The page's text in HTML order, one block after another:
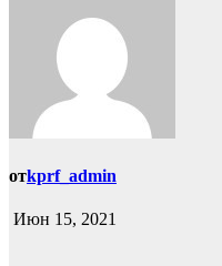
отkprf_admin
Июн 15, 2021